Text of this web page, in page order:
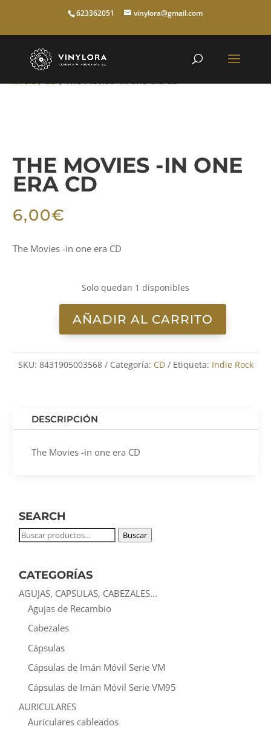
623362051 vinylora@gmail.com
Inicio/CD/ The Movies -in one era CD
THE MOVIES -IN ONE
ERA CD
6,00€
The Movies -in one era CD
Solo quedan 1 disponibles
Movies
-
in
cantidad
AÑADIR AL CARRITO
SKU: 8431905003568 Categoría: CD Etiqueta: Indie Rock
DESCRIPCIÓN
The Movies -in one era CD
SEARCH
Buscar
Buscar
CATEGORÍAS
AGUJAS, CAPSULAS, CABEZALES...
Agujas de Recambio
Cabezales
Cápsulas
Cápsulas de Imán Móvil Serie VM
Cápsulas de Imán Móvil Serie VM95
AURICULARES
Auriculares cableados